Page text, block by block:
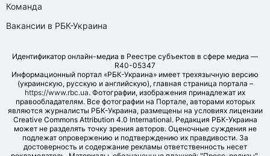
Команда
Вакансии в РБК-Украина
Идентификатор онлайн-медиа в Реестре субъектов в сфере медиа —
R40-05347
Информационный портал «РБК-Украина» имеет трехязычную версию
(украинскую, русскую и английскую), главная страница портала –
https://www.rbc.ua. Фотографии, изображения принадлежат их
правообладателям. Все фотографии на Портале, авторами которых
являются журналисты РБК-Украина, размещены на условиях лицензии
Creative Commons Attribution 4.0 International. Редакция РБК-Украина
может не разделять точку зрения авторов. Оценочные суждения не
подлежат опровержению и подтверждению их правдивости. За
достоверность и содержание рекламы ответственность несет